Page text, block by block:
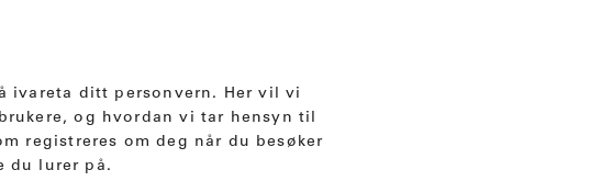
ivareta ditt personvern. Her vil vi
og hvordan vi tar hensyn til
registreres om deg når du besøker
du lurer på.